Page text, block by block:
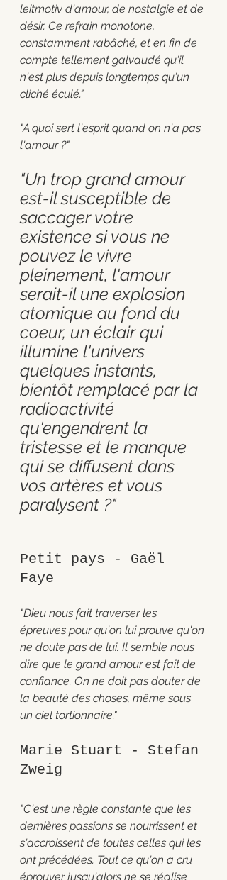
leitmotiv d'amour, de nostalgie et de
désir. Ce refrain monotone,
constamment rabâché, et en fin de
compte tellement galvaudé qu'il
n'est plus depuis longtemps qu'un
cliché éculé."
"A quoi sert l'esprit quand on n'a pas
l'amour ?"
"Un trop grand amour
est-il susceptible de
saccager votre
existence si vous ne
pouvez le vivre
pleinement, l'amour
serait-il une explosion
atomique au fond du
coeur, un éclair qui
illumine l'univers
quelques instants,
bientôt remplacé par la
radioactivité
qu'engendrent la
tristesse et le manque
qui se diffusent dans
vos artères et vous
paralysent ?"
Petit pays - Gaël
Faye
"Dieu nous fait traverser les
épreuves pour qu'on lui prouve qu'on
ne doute pas de lui. Il semble nous
dire que le grand amour est fait de
confiance. On ne doit pas douter de
la beauté des choses, même sous
un ciel tortionnaire."
Marie Stuart - Stefan
Zweig
"C'est une règle constante que les
dernières passions se nourrissent et
s'accroissent de toutes celles qui les
ont précédées. Tout ce qu'on a cru
éprouver jusqu'alors ne se réalise